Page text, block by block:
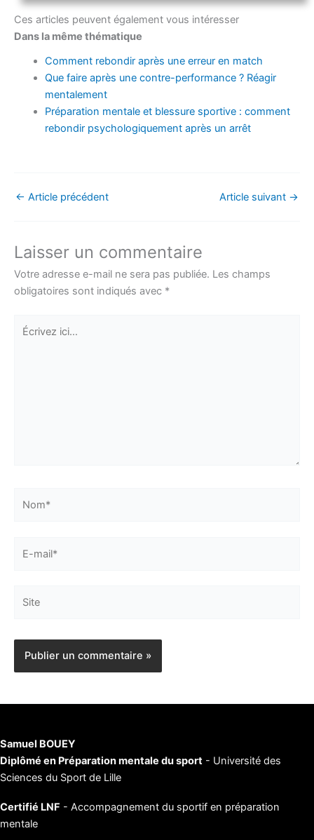
Ces articles peuvent également vous intéresser
Dans la même thématique
Comment rebondir après une erreur en match
Que faire après une contre-performance ? Réagir
mentalement
Préparation mentale et blessure sportive : comment
rebondir psychologiquement après un arrêt
← Article précédent Article suivant →
Laisser un commentaire
Votre adresse e-mail ne sera pas publiée. Les champs
obligatoires sont indiqués avec *
ici…
mail*
Samuel BOUEY
Diplômé en Préparation mentale du sport - Université des
Sciences du Sport de Lille
Certifié LNF - Accompagnement du sportif en préparation
mentale